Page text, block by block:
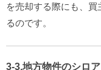
を売却する際にも、
るのです。
3-3.地方物件のシロ